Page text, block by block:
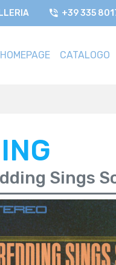
+39 335
HOMEPAGE CATALOGO
Sings